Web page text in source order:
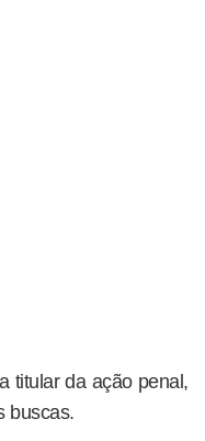
titular da ação penal,
buscas.